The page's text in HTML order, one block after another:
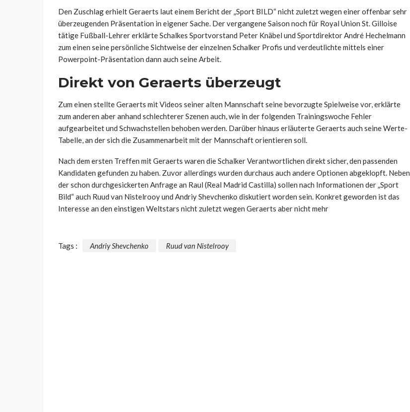
Den Zuschlag erhielt Geraerts laut einem Bericht der „Sport BILD“ nicht zuletzt wegen einer offenbar sehr
überzeugenden Präsentation in eigener Sache. Der vergangene Saison noch für Royal Union St. Gilloise
tätige Fußball-Lehrererklärte Schalkes Sportvorstand Peter Knäbel und Sportdirektor André Hechelmann
zum einen seine persönliche Sichtweise der einzelnen Schalker Profis und verdeutlichte mittels einer
Powerpoint-Präsentation dann auch seine Arbeit.
Direkt von Geraerts überzeugt
Zum einen stellte Geraerts mit Videos seiner alten Mannschaft seine bevorzugte Spielweise vor, erklärte
zum anderen aber anhand schlechterer Szenen auch, wie in der folgenden Trainingswoche Fehler
aufgearbeitet und Schwachstellen behoben werden. Darüber hinaus erläuterte Geraerts auch seine Werte-
Tabelle, an der sich die Zusammenarbeit mit der Mannschaft orientieren soll.
Nach dem ersten Treffen mit Geraerts waren die Schalker Verantwortlichen direkt sicher, den passenden
Kandidaten gefunden zu haben. Zuvor allerdings wurden durchaus auch andere Optionen abgeklopft. Neben
der schon durchgesickerten Anfrage an Raul (Real Madrid Castilla) sollen nach Informationen der „Sport
Bild“ auch Ruud van Nistelrooy und Andriy Shevchenko diskutiert worden sein. Konkret geworden ist das
Interesse an den einstigen Weltstars nicht zuletzt wegen Geraerts aber nicht mehr
Tags : Andriy Shevchenko Ruud van Nistelrooy